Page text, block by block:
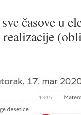
časove u
realizacije